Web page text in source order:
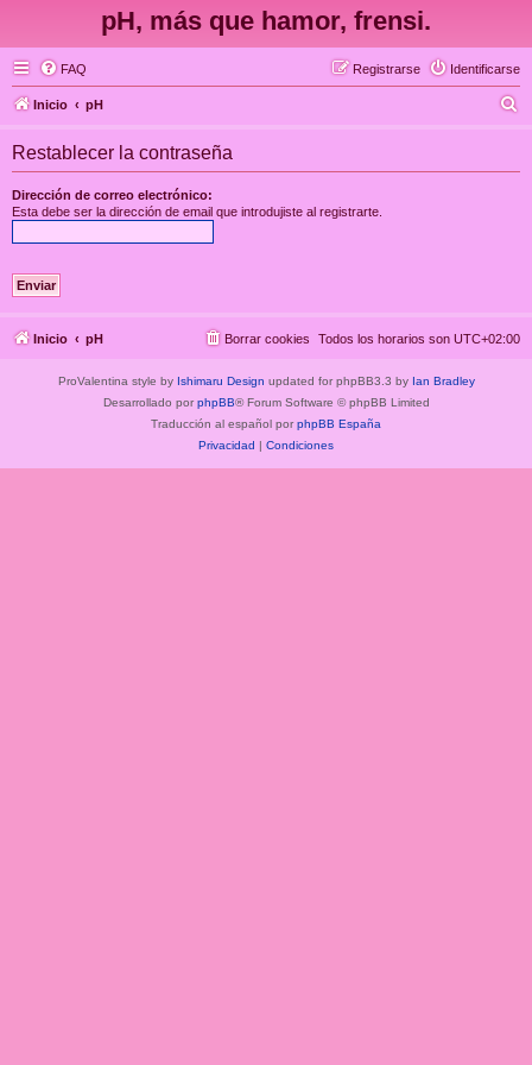
pH, más que hamor, frensi.
FAQ Identificarse
Registrarse
Inicio pH
Restablecer la contraseña
Dirección de correo electrónico:
Esta debe ser la dirección de email que introdujiste al registrarte.
Inicio pH Todos los horarios son UTC+02:00
Borrar cookies
ProValentina style by Ishimaru Design updated for phpBB3.3 by Ian Bradley
Desarrollado por phpBB® Forum Software © phpBB Limited
Traducción al español por phpBB España
Privacidad | Condiciones